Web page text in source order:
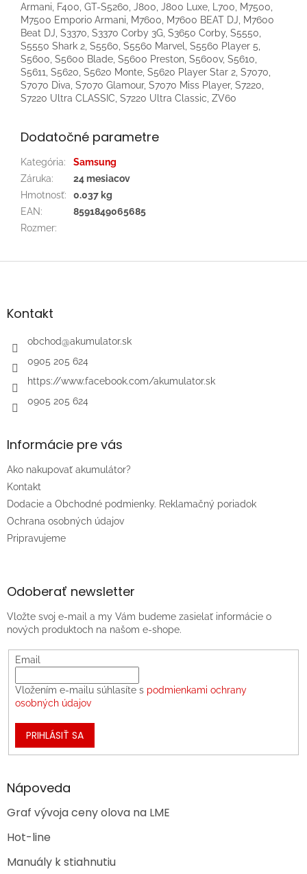
Armani, F400, GT-S5260, J800, J800 Luxe, L700, M7500,
M7500 Emporio Armani, M7600, M7600 BEAT DJ, M7600
Beat DJ, S3370, S3370 Corby 3G, S3650 Corby, S5550,
S5550 Shark 2, S5560, S5560 Marvel, S5560 Player 5,
S5600, S5600 Blade, S5600 Preston, S5600v, S5610,
S5611, S5620, S5620 Monte, S5620 Player Star 2, S7070,
S7070 Diva, S7070 Glamour, S7070 Miss Player, S7220,
S7220 Ultra CLASSIC, S7220 Ultra Classic, ZV60
Dodatočné parametre
Kategória:
Samsung
Záruka:
24 mesiacov
Hmotnosť:
0.037 kg
EAN:
8591849065685
Rozmer:
Z
äKontakt
obchod@akumulator.sk
0905 205 624
https://www.facebook.com/akumulator.sk
0905 205 624
Informácie pre vás
Ako nakupovať akumulátor?
Kontakt
Dodacie a Obchodné podmienky. Reklamačný poriadok
Ochrana osobných údajov
Pripravujeme
Odoberať newsletter
Vložte svoj e-mail a my Vám budeme zasielať informácie o
nových produktoch na našom e-shope.
Email
Vložením e-mailu súhlasíte s podmienkami ochrany
osobných údajov
PRIHLÁSIŤ SA
Nápoveda
Graf vývoja ceny olova na LME
Hot-line
Manuály k stiahnutiu